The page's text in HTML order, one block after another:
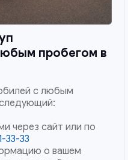
пробегом в
с любым
через сайт или по
33-33
о вашем